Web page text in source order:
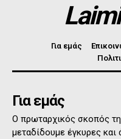
Για εμάς
Για εμάς
Ο πρωταρχικός σκοπός
μεταδίδουμε έγκυρες